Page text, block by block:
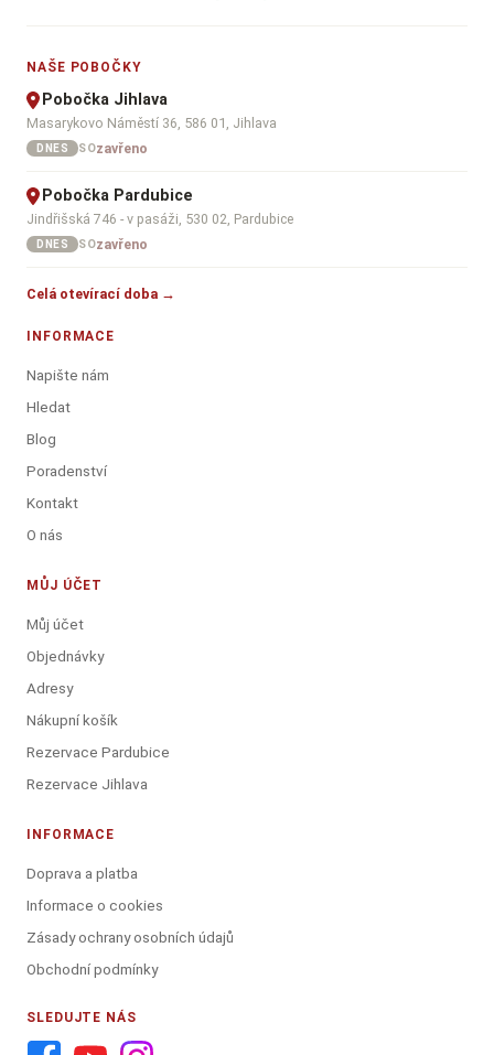
NAŠE POBOČKY
Pobočka Jihlava
Masarykovo Náměstí 36, 586 01, Jihlava
DNES SOzavřeno
Pobočka Pardubice
Jindřišská 746 - v pasáži, 530 02, Pardubice
DNES SOzavřeno
Celá otevírací doba →
INFORMACE
Napište nám
Hledat
Blog
Poradenství
Kontakt
O nás
MŮJ ÚČET
Můj účet
Objednávky
Adresy
Nákupní košík
Rezervace Pardubice
Rezervace Jihlava
INFORMACE
Doprava a platba
Informace o cookies
Zásady ochrany osobních údajů
Obchodní podmínky
SLEDUJTE NÁS